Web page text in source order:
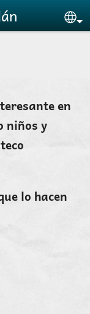
en
niños y
lo hacen